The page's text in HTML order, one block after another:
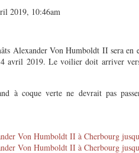
2019, 10:46am
Alexander Von Humboldt II sera en
avril 2019. Le voilier doit arriver
à coque verte ne devrait pas